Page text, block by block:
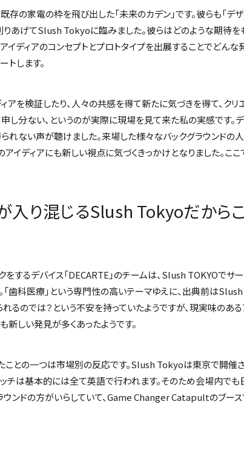
存の家電の枠を飛び出した「未来のカデン」です。彼らも「デ
りあげてSlush Tokyoに臨みました。彼らはどのような期待を
イディアのコンセプトとプロトタイプを出展することでどんな
トします。
アを検証したり、人々の共感を得て新たに気づきを得て、クリ
し分ない、というのが実際に現場を見て来た私の実感です。
れない声が聴けました。来場した様々なバックグラウンドの
イディアにも新しい視点に気づくきっかけとなりました。ここ
り混じるSlush Tokyoだから
するデバイス「DECARTE」のチームは、Slush TOKYOでサ
歯科医療」という専門性の高いテーマゆえに、出典前は
るのでは？という不安を持っていたようですが、現実味のある
新しい発見が多くあったようです。
との一つは市場別の反応です。Slush Tokyoは東京で開催
チは基本的には全て英語で行われます。そのため会場内でも
ンドの方がいらしていて、Game Changer Catapultのブー